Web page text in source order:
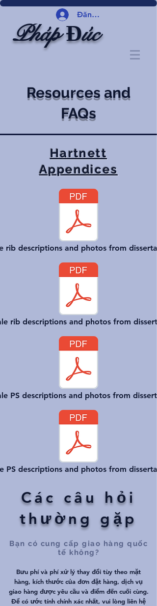
Đăng nhập
Pháp Đúc
Resources and
FAQs
Hartnett
Appendices
rib descriptions and photos from
rib descriptions and photos from
PS descriptions and photos from
PS descriptions and photos from
Các câu hỏi
thường gặp
Bạn có cung cấp giao hàng quốc
tế không?
Bưu phí và phí xử lý thay đổi tùy theo mặt
hàng, kích thước của đơn đặt hàng, dịch vụ
giao hàng được yêu cầu và điểm đến cuối cùng.
Để có ước tính chính xác nhất, vui lòng liên hệ